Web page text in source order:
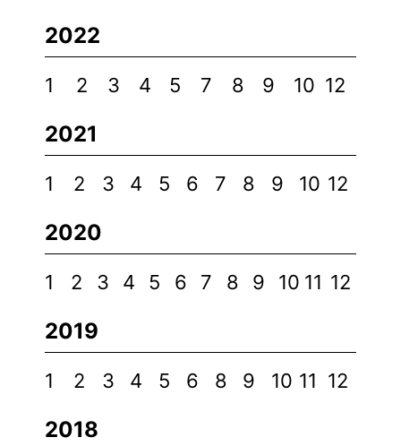
2022
1 2 3 4 5 7 8 9 10 12
2021
1 2 3 4 5 6 7 8 9 10 12
2020
1 2 3 4 5 6 7 8 9 10 11 12
2019
1 2 3 4 5 6 8 9 10 11 12
2018